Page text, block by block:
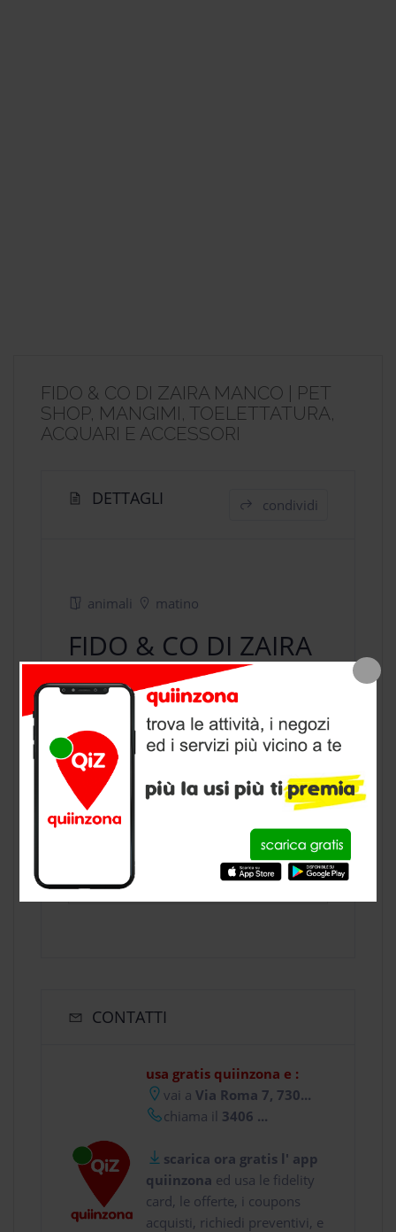
FIDO & CO DI ZAIRA MANCO | PET
SHOP, MANGIMI, TOELETTATURA,
ACQUARI E ACCESSORI
DETTAGLI condividi
animali matino
FIDO & CO DI ZAIRA
MANCO | PET SHOP,
MANGIMI,
TOELETTATURA,
ACQUARI E
ACCESSORI
negozio animali
a Matino, provincia
di Lecce
CONTATTI
usa gratis quiinzona e :
vai aVia Roma 7, 730...
chiama il 3406 ...
scarica ora gratis l' app
quiinzona ed usa le fidelity
card, le offerte, i coupons
acquisti, richiedi preventivi, e